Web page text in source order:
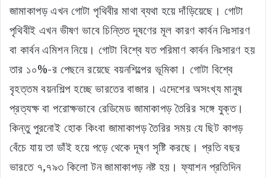
জামাকাপড় এখন গোটা পৃথিবীর মাথা ব্যথা হয়ে দাঁড়িয়েছে। গোটা
পৃথিবীই এখন ভীষণ ভাবে চিন্তিত দূষণের মূল কারণ কার্বন নিঃসারণ
বা কার্বন এমিশন নিয়ে। গোটা বিশ্বে যত পরিমাণ কার্বন নিঃসারণ হয়
তার ১০%-র পেছনে রয়েছে বয়নশিল্পের ভূমিকা। গোটা বিশ্বে
বৃহত্তম বয়নশিল্প হচ্ছে ভারতের বাজার। এদেশের অসংখ্য মানুষ
প্রত্যক্ষ বা পরোক্ষভাবে রেডিমেড জামাকাপড় তৈরির সঙ্গে যুক্ত।
কিন্তু পুরনোই হোক কিংবা জামাকাপড় তৈরির সময় যে ছিট কাপড়
বেঁচে যায় তা ডাঁই হয়ে পড়ে থেকে দূষণ সৃষ্টি করছে। প্রতি বছর
ভারতে ৭,৭৯৩ কিলো টন জামাকাপড় নষ্ট হয়। ফ্যাশন প্রতিদিন